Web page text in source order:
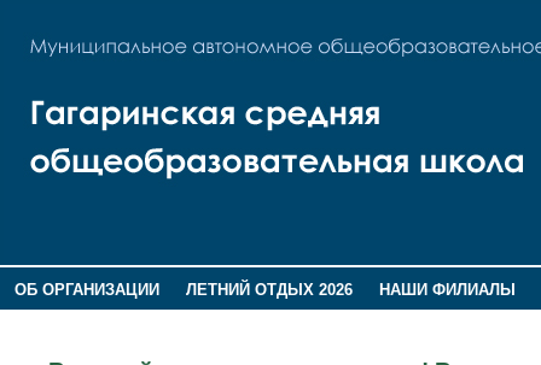
ОБ ОРГАНИЗАЦИИ ЛЕТНИЙ ОТДЫХ 2026
НАШИ ФИЛИАЛЫ